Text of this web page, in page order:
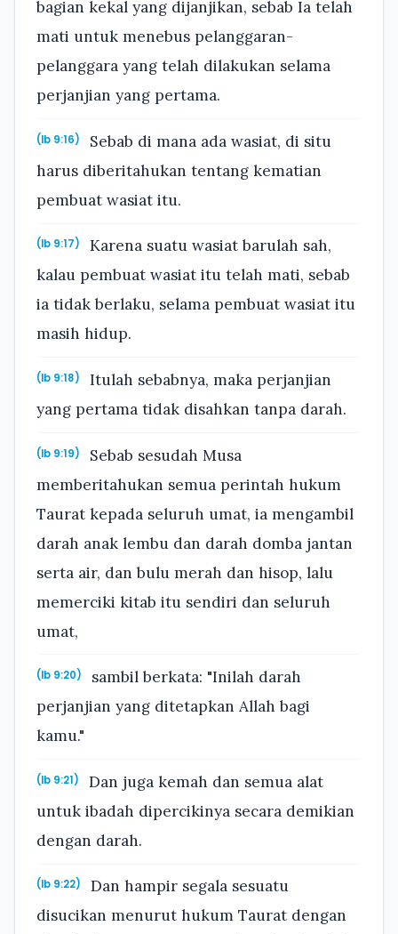
bagian kekal yang dijanjikan, sebab Ia telah
mati untuk menebus pelanggaran-
pelanggara yang telah dilakukan selama
perjanjian yang pertama.
(Ib 9:16)
Sebab di mana ada wasiat, di situ
harus diberitahukan tentang kematian
pembuat wasiat itu.
(Ib 9:17)
Karena suatu wasiat barulah sah,
kalau pembuat wasiat itu telah mati, sebab
ia tidak berlaku, selama pembuat wasiat itu
masih hidup.
(Ib 9:18)
Itulah sebabnya, maka perjanjian
yang pertama tidak disahkan tanpa darah.
(Ib 9:19)
Sebab sesudah Musa
memberitahukan semua perintah hukum
Taurat kepada seluruh umat, ia mengambil
darah anak lembu dan darah domba jantan
serta air, dan bulu merah dan hisop, lalu
memerciki kitab itu sendiri dan seluruh
umat,
(Ib 9:20)
sambil berkata: "Inilah darah
perjanjian yang ditetapkan Allah bagi
kamu."
(Ib 9:21)
Dan juga kemah dan semua alat
untuk ibadah dipercikinya secara demikian
dengan darah.
(Ib 9:22)
Dan hampir segala sesuatu
disucikan menurut hukum Taurat dengan